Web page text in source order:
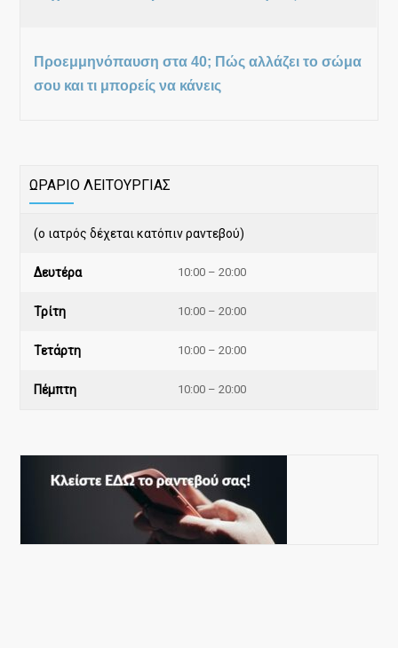
Προεμμηνόπαυση στα 40; Πώς αλλάζει το σώμα
σου και τι μπορείς να κάνεις
ΩΡΑΡΙΟ ΛΕΙΤΟΥΡΓΙΑΣ
(ο ιατρός δέχεται κατόπιν ραντεβού)
Δευτέρα 10:00 – 20:00
Τρίτη 10:00 – 20:00
Τετάρτη 10:00 – 20:00
Πέμπτη 10:00 – 20:00